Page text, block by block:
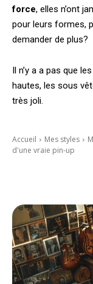
force, elles n’ont
pour leurs formes,
demander de plus?
Il n’y a a pas que
hautes, les sous
très joli.
Accueil Mes styles
d'une vraie pin-up